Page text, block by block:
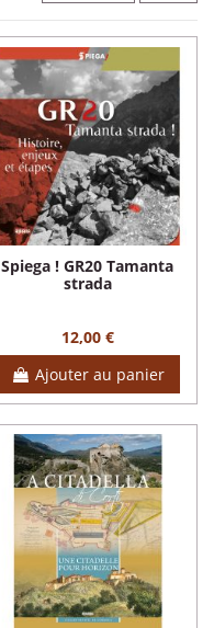
Spiega ! GR20 Tamanta
strada
12,00 €
Ajouter au panier